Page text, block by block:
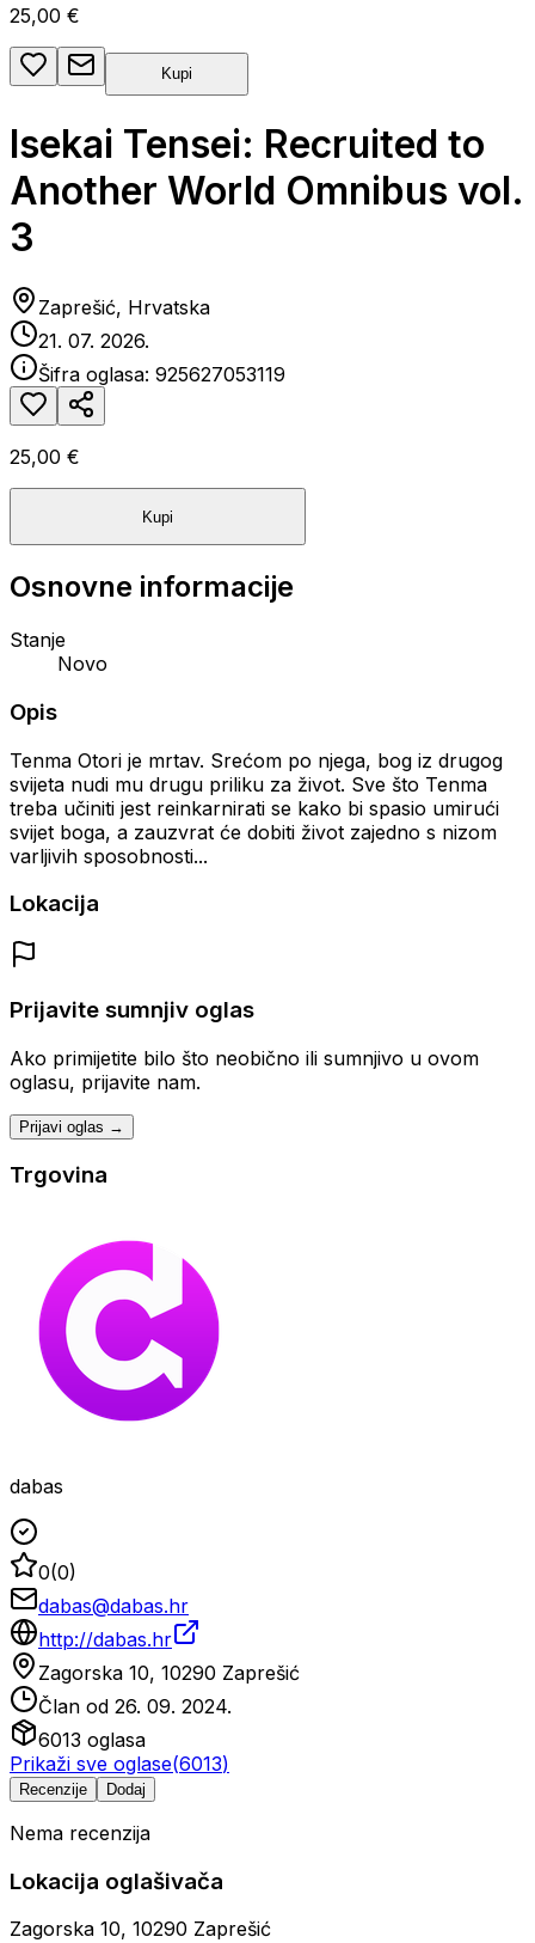
25,00 €
Kupi
Isekai Tensei: Recruited to
Another World Omnibus vol.
3
Zaprešić, Hrvatska
21. 07. 2026.
Šifra oglasa: 925627053119
25,00 €
Kupi
Osnovne informacije
Stanje
Novo
Opis
Tenma Otori je mrtav. Srećom po njega, bog iz drugog
svijeta nudi mu drugu priliku za život. Sve što Tenma
treba učiniti jest reinkarnirati se kako bi spasio umirući
svijet boga, a zauzvrat će dobiti život zajedno s nizom
varljivih sposobnosti...
Lokacija
Prijavite sumnjiv oglas
Ako primijetite bilo što neobično ili sumnjivo u ovom
oglasu, prijavite nam.
Prijavi oglas →
Trgovina
dabas
0(0)
dabas@dabas.hr
http://dabas.hr
Zagorska 10, 10290 Zaprešić
Član od 26. 09. 2024.
6013 oglasa
Prikaži sve oglase(6013)
Recenzije Dodaj
Nema recenzija
Lokacija oglašivača
Zagorska 10, 10290 Zaprešić